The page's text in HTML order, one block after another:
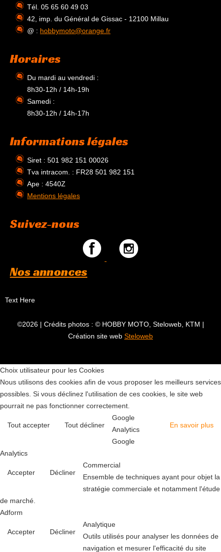
Tél. 05 65 60 49 03
42, imp. du Général de Gissac - 12100 Millau
@ : hobbymoto@orange.fr
Horaires
Du mardi au vendredi :
8h30-12h / 14h-19h
Samedi :
8h30-12h / 14h-17h
Informations légales
Siret : 501 982 151 00026
Tva intracom. : FR28 501 982 151
Ape : 4540Z
Mentions légales
Suivez-nous
Nos annonces
Text Here
©2026 | Crédits photos : © HOBBY MOTO, Steloweb, KTM |
Création site web Steloweb
Choix utilisateur pour les Cookies
Nous utilisons des cookies afin de vous proposer les meilleurs services
possibles. Si vous déclinez l'utilisation de ces cookies, le site web
pourrait ne pas fonctionner correctement.
Tout accepter Tout décliner En savoir plus
Google
Analytics
Google
Analytics
Accepter Décliner
Commercial
Ensemble de techniques ayant pour objet la
stratégie commerciale et notamment l'étude
de marché.
Adform
Accepter Décliner
Analytique
Outils utilisés pour analyser les données de
navigation et mesurer l'efficacité du site